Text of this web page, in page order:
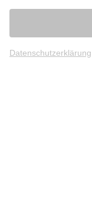
Datenschutzerklärung